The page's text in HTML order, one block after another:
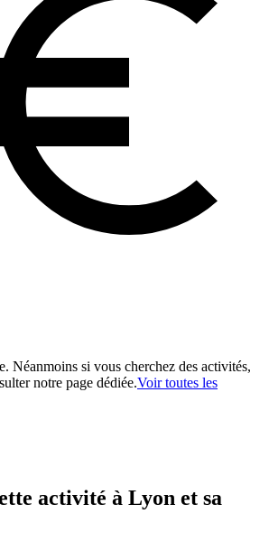
Néanmoins si vous cherchez des activités,
notre page dédiée.Voir toutes les
activité à Lyon et sa